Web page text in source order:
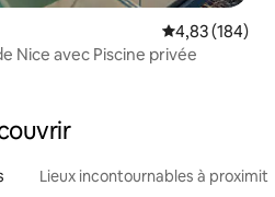
Évaluation
4,83 (184)
Nice avec Piscine privée
Lieux incontournables à